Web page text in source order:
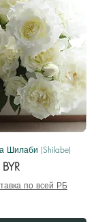
Шилаби (Shilabe)
по всей РБ